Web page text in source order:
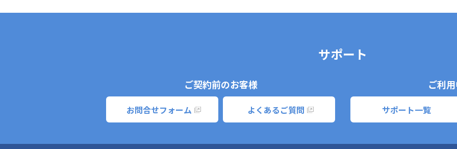
サポート
ご契約前のお客様
お問合せフォーム よくあるご質問
ご利
サポート一覧